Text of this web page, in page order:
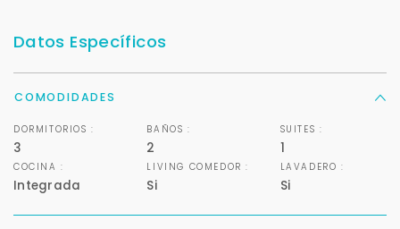
Datos Específicos
COMODIDADES
DORMITORIOS :
3
BAÑOS :
2
SUITES :
1
COCINA :
Integrada
LIVING COMEDOR :
Si
LAVADERO :
Si